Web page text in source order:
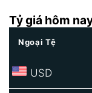
Tỷ giá hôm
Ngoại Tệ
USD